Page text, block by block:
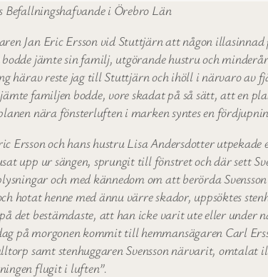
i Örebro Län
Jan Eric Ersson vid Stuttjärn att någon
bodde jämte sin familj, utgörande hustru och
härav reste jag till Stuttjärn och ihöll i närvaro av
familjen bodde, vore skadat på så sätt, att en
nära fönsterluften i marken syntes en
Ersson och hans hustru Lisa Andersdotter
upp ur sängen, sprungit till fönstret och där sett
och med kännedom om att berörda
hotat henne med ännu värre skador, uppsöktes
det bestämdaste, att han icke varit ute eller
på morgonen kommit till hemmansägaren Carl
samt stenhuggaren Svensson närvarit,
flugit i luften”.